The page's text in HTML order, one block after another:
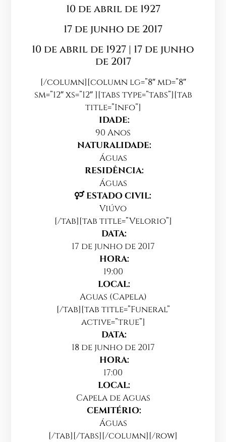
10 de abril de 1927
17 de junho de 2017
10 de abril de 1927 | 17 de junho
de 2017
[/column][column lg=”8″ md=”8″
sm=”12″ xs=”12″ ][tabs type=”tabs”][tab
title=”Info”]
IDADE:
90 Anos
NATURALIDADE:
Águas
RESIDÊNCIA:
Águas
ESTADO CIVIL:
Viúvo
[/tab][tab title=”Velorio”]
DATA:
17 de junho de 2017
HORA:
19:00
LOCAL:
Aguas (Capela)
[/tab][tab title=”Funeral”
active=”true”]
DATA:
18 de junho de 2017
HORA:
17:00
LOCAL:
Capela de Aguas
CEMITÉRIO:
Águas
[/tab][/tabs][/column][/row]